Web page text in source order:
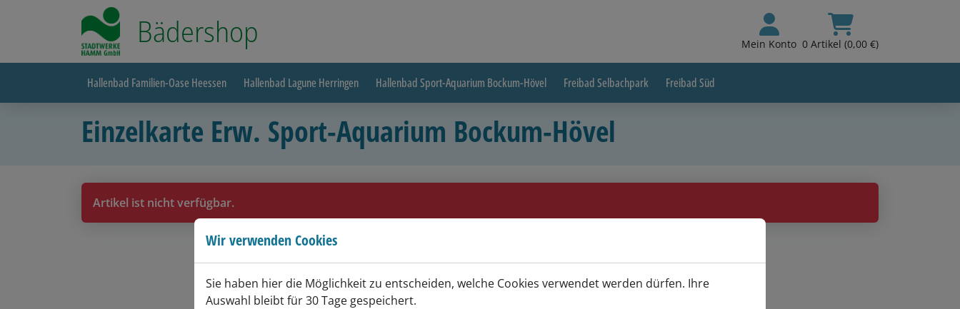
Bädershop Mein Konto 0 Artikel (0,00 €)
Hallenbad Familien-Oase Heessen Hallenbad Lagune Herringen Hallenbad Sport-Aquarium Bockum-Hövel Freibad Selbachpark Freibad Süd
Einzelkarte Erw. Sport-Aquarium Bockum-Hövel
Artikel ist nicht verfügbar.
Wir verwenden Cookies
Sie haben hier die Möglichkeit zu entscheiden, welche Cookies verwendet werden dürfen. Ihre
Auswahl bleibt für 30 Tage gespeichert.